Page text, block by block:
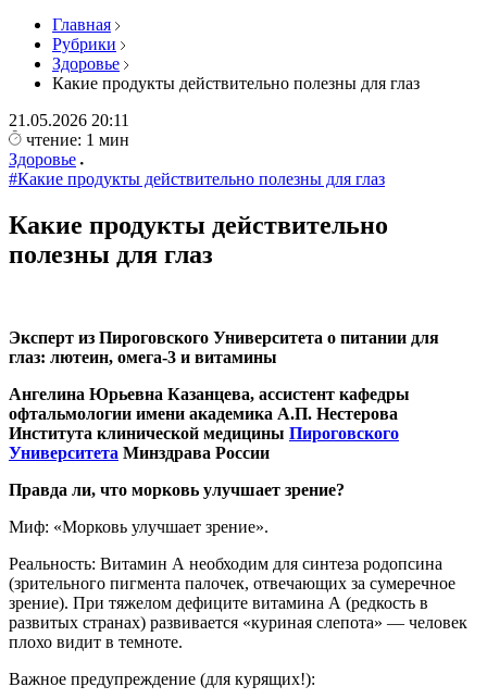
Главная
Рубрики
Здоровье
Какие продукты действительно полезны для глаз
21.05.2026 20:11
чтение: 1 мин
Здоровье
#Какие продукты действительно полезны для глаз
Какие продукты действительно
полезны для глаз
Эксперт из Пироговского Университета о питании для
глаз: лютеин, омега-3 и витамины
Ангелина Юрьевна Казанцева, ассистент кафедры
офтальмологии имени академика А.П. Нестерова
Института клинической медицины Пироговского
Университета Минздрава России
Правда ли, что морковь улучшает зрение?
Миф: «Морковь улучшает зрение».
Реальность: Витамин А необходим для синтеза родопсина
(зрительного пигмента палочек, отвечающих за сумеречное
зрение). При тяжелом дефиците витамина А (редкость в
развитых странах) развивается «куриная слепота» — человек
плохо видит в темноте.
Важное предупреждение (для курящих!):